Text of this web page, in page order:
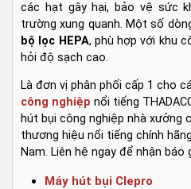
các hạt gây hại, bảo vệ sức
trường xung quanh. Một số
bộ lọc HEPA, phù hợp với khu
hỏi độ sạch cao.
Là đơn vị phân phối cấp 1 cho
công nghiệp nổi tiếng
hút bụi công nghiệp nhà xưởng
thương hiệu nổi tiếng chính
Nam. Liên hệ ngay để nhận báo
Máy hút bụi Clepro